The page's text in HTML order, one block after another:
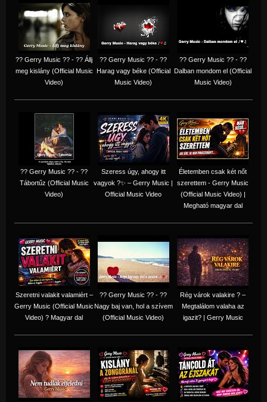
?? Gerry Music ?? - ?? Állj
meg kislány (Official Music
Video)
?? Gerry Music ?? - ??
Harag vagy béke (Official
Music Video)
?? Gerry Music ?? - ??
Dalban mondom el (Official
Music Video)
?? Gerry Music ?? - ??
Tábortűz (Official Music
Video)
Szeress úgy, ahogy itt
vagyok ?✨ – Gerry Music |
Official Music Video
Életemben csak két nőt
szerettem - Gerry Music
(Official Music Video) |
Megható magyar dal
Szeretni valakit valamiért –
Gerry Music (Official Music
Video) ? Magyar dal
?? Gerry Music ?? - ??
Nagy baj van, hol a szívem
(Official Music Video)
Rég várok valakire ? –
Megtalálom valaha az
igazit? | Gerry Music